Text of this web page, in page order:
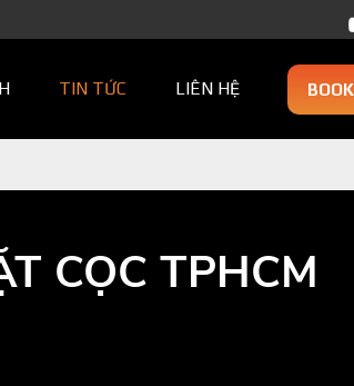
TIN TỨC LIÊN HỆ
CỌC TPHCM